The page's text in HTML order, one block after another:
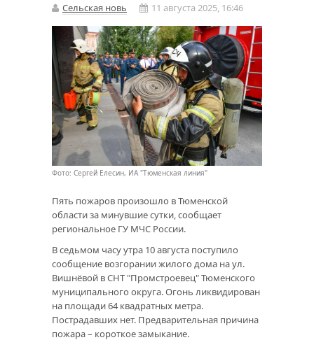
Сельская новь 11 августа 2025, 16:46
Фото: Сергей Елесин, ИА "Тюменская линия"
Пять пожаров произошло в Тюменской
области за минувшие сутки, сообщает
региональное ГУ МЧС России.
В седьмом часу утра 10 августа поступило
сообщение возгорании жилого дома на ул.
Вишнёвой в СНТ "Промстроевец" Тюменского
муниципального округа. Огонь ликвидирован
на площади 64 квадратных метра.
Пострадавших нет. Предварительная причина
пожара – короткое замыкание.